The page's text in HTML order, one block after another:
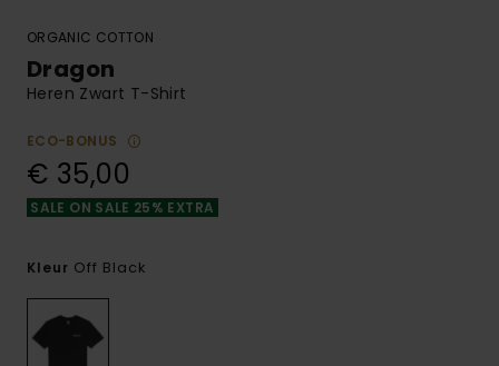
ORGANIC COTTON
Dragon
Heren Zwart T-Shirt
ECO-BONUS
€ 35,00
SALE ON SALE 25% EXTRA
Kleur Off Black